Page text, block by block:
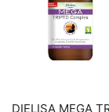
DIELISA MEGA